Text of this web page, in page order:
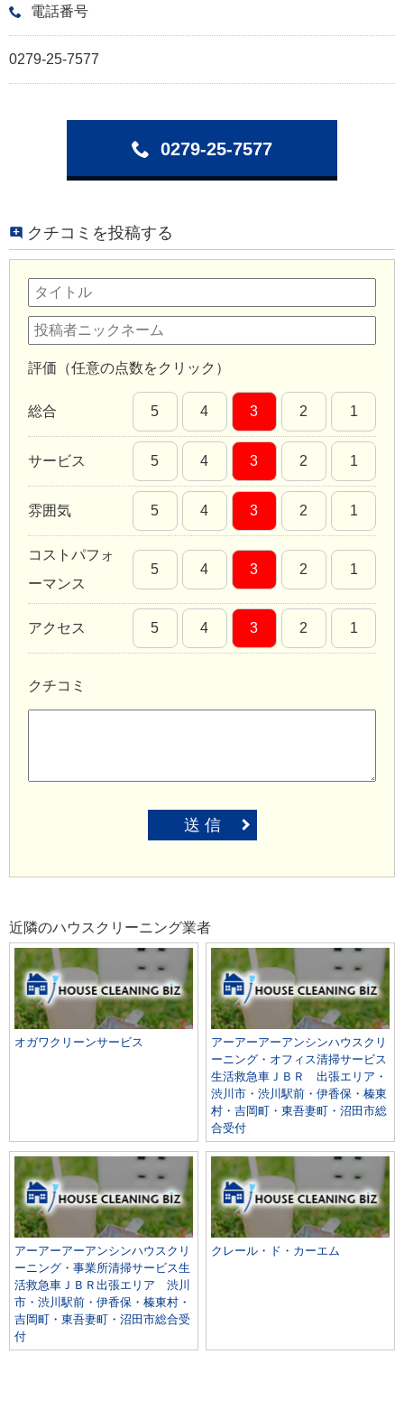
電話番号
0279-25-7577
0279-25-7577
クチコミを投稿する
評価（任意の点数をクリック）
総合 5 4 3 2 1
サービス 5 4 3 2 1
雰囲気 5 4 3 2 1
コストパフォ
ーマンス
5 4 3 2 1
アクセス 5 4 3 2 1
クチコミ
送 信
近隣のハウスクリーニング業者
オガワクリーンサービス
アーアーアーアンシンハウスクリ
ーニング・オフィス清掃サービス
生活救急車ＪＢＲ 出張エリア・
渋川市・渋川駅前・伊香保・榛東
村・吉岡町・東吾妻町・沼田市総
合受付
アーアーアーアンシンハウスクリ
ーニング・事業所清掃サービス生
活救急車ＪＢＲ出張エリア 渋川
市・渋川駅前・伊香保・榛東村・
吉岡町・東吾妻町・沼田市総合受
付
クレール・ド・カーエム